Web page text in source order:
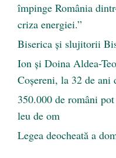
împinge România
criza energiei.”
Biserica și slujitorii
Ion și Doina Aldea-
Coșereni, la 32 de ani
350.000 de români
leu de om
Legea deocheată a